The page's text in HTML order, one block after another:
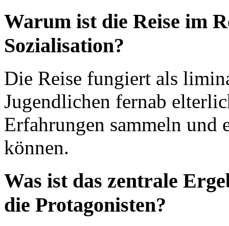
Warum ist die Reise im
Sozialisation?
Die Reise fungiert als
Jugendlichen fernab
Erfahrungen sammeln und
können.
Was ist das zentrale
die Protagonisten?